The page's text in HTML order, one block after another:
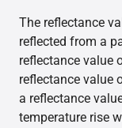
The reflectance
reflected from a
reflectance value
reflectance value
a reflectance
temperature rise